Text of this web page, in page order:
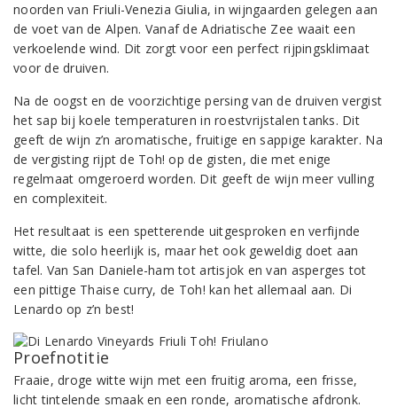
noorden van Friuli-Venezia Giulia, in wijngaarden gelegen aan
de voet van de Alpen. Vanaf de Adriatische Zee waait een
verkoelende wind. Dit zorgt voor een perfect rijpingsklimaat
voor de druiven.
Na de oogst en de voorzichtige persing van de druiven vergist
het sap bij koele temperaturen in roestvrijstalen tanks. Dit
geeft de wijn z’n aromatische, fruitige en sappige karakter. Na
de vergisting rijpt de Toh! op de gisten, die met enige
regelmaat omgeroerd worden. Dit geeft de wijn meer vulling
en complexiteit.
Het resultaat is een spetterende uitgesproken en verfijnde
witte, die solo heerlijk is, maar het ook geweldig doet aan
tafel. Van San Daniele-ham tot artisjok en van asperges tot
een pittige Thaise curry, de Toh! kan het allemaal aan. Di
Lenardo op z’n best!
Proefnotitie
Fraaie, droge witte wijn met een fruitig aroma, een frisse,
licht tintelende smaak en een ronde, aromatische afdronk.